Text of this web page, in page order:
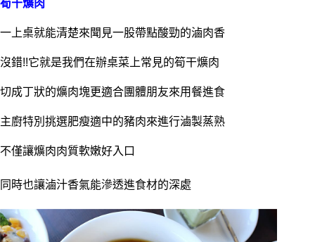
筍干爌肉
一上桌就能清楚來聞見一股帶點酸勁的滷肉香
沒錯!!它就是我們在辦桌菜上常見的筍干爌肉
切成丁狀的爌肉塊更適合團體朋友來用餐進食
主廚特別挑選肥瘦適中的豬肉來進行滷製蒸熟
不僅讓爌肉肉質軟嫩好入口
同時也讓滷汁香氣能滲透進食材的深處